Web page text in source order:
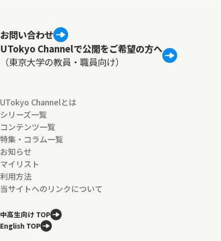
お問い合わせ
UTokyo Channelで公開をご希望の方へ
（東京大学の教員・職員向け）
UTokyo Channelとは
シリーズ一覧
コンテンツ一覧
特集・コラム一覧
お知らせ
マイリスト
利用方法
当サイトへのリンクについて
中高生向け TOP
English TOP